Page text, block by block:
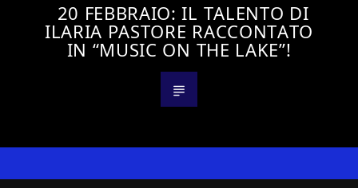
20 FEBBRAIO: IL TALENTO DI
ILARIA PASTORE RACCONTATO
IN “MUSIC ON THE LAKE”!